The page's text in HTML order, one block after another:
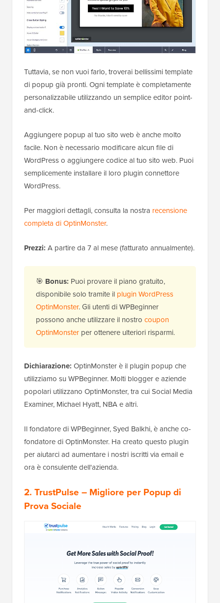
Tuttavia, se non vuoi farlo, troverai bellissimi template
di popup già pronti. Ogni template è completamente
personalizzabile utilizzando un semplice editor point-
and-click.
Aggiungere popup al tuo sito web è anche molto
facile. Non è necessario modificare alcun file di
WordPress o aggiungere codice al tuo sito web. Puoi
semplicemente installare il loro plugin connettore
WordPress.
Per maggiori dettagli, consulta la nostra recensione
completa di OptinMonster.
Prezzi: A partire da 7 al mese (fatturato annualmente).
🎯 Bonus: Puoi provare il piano gratuito,
disponibile solo tramite il plugin WordPress
OptinMonster. Gli utenti di WPBeginner
possono anche utilizzare il nostro coupon
OptinMonster per ottenere ulteriori risparmi.
Dichiarazione: OptinMonster è il plugin popup che
utilizziamo su WPBeginner. Molti blogger e aziende
popolari utilizzano OptinMonster, tra cui Social Media
Examiner, Michael Hyatt, NBA e altri.
Il fondatore di WPBeginner, Syed Balkhi, è anche co-
fondatore di OptinMonster. Ha creato questo plugin
per aiutarci ad aumentare i nostri iscritti via email e
ora è consulente dell'azienda.
2. TrustPulse – Migliore per Popup di
Prova Sociale